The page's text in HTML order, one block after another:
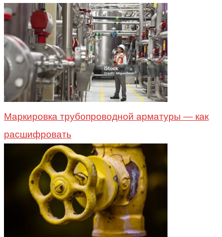
Маркировка трубопроводной арматуры — как
расшифровать